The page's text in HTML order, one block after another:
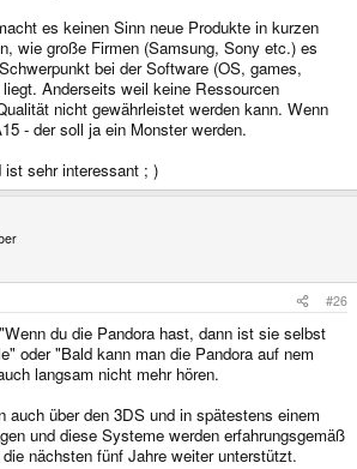
es keinen Sinn neue Produkte in kurzen
wie große Firmen (Samsung, Sony etc.) es
bei der Software (OS, games,
Anderseits weil keine Ressourcen
nicht gewährleistet werden kann. Wenn
- der soll ja ein Monster werden.
sehr interessant ; )
#26
du die Pandora hast, dann ist sie selbst
oder "Bald kann man die Pandora auf nem
langsam nicht mehr hören.
auch über den 3DS und in spätestens einem
und diese Systeme werden erfahrungsgemäß
nächsten fünf Jahre weiter unterstützt.